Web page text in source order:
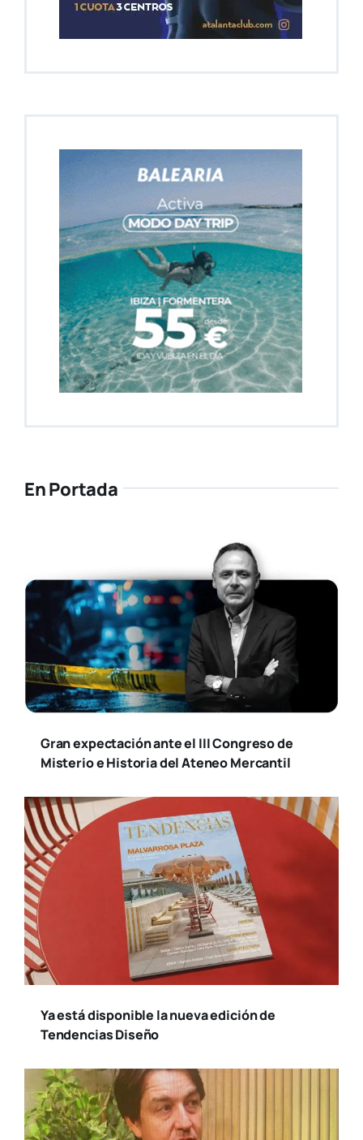
En Portada
Gran expectación ante el III Congreso de
Misterio e Historia del Ateneo Mercantil
Ya está disponible la nueva edición de
Tendencias Diseño